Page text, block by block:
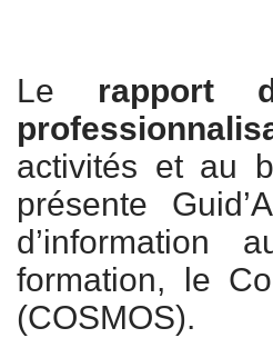
Le rapport
activités et au
présente
formation, le
(COSMOS).